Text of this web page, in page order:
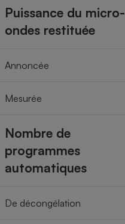
Puissance du micro-
ondes restituée
Annoncée
Mesurée
Nombre de
programmes
automatiques
De décongélation